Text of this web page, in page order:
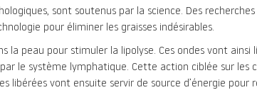
sont soutenus par la science. Des
pour éliminer les graisses indésirables.
peau pour stimuler la lipolyse. Ces ondes vont
le système lymphatique. Cette action ciblée sur
libérées vont ensuite servir de source d’énergie